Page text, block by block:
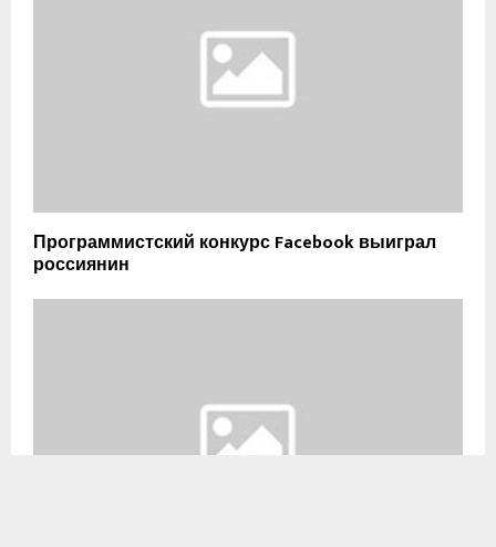
Программистский конкурс Facebook выиграл
россиянин